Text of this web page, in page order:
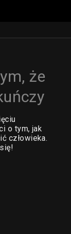
że
o tym, jak
człowieka.